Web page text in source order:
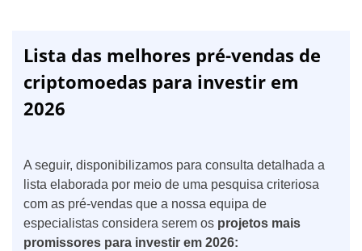
Lista das melhores pré-vendas de
criptomoedas para investir em
2026
A seguir, disponibilizamos para consulta detalhada a
lista elaborada por meio de uma pesquisa criteriosa
com as pré-vendas que a nossa equipa de
especialistas considera serem os projetos mais
promissores para investir em 2026: